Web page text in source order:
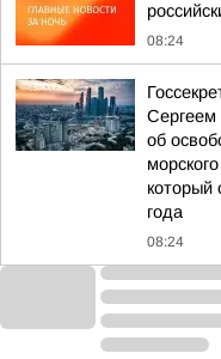
08:24
об
который
года
08:24